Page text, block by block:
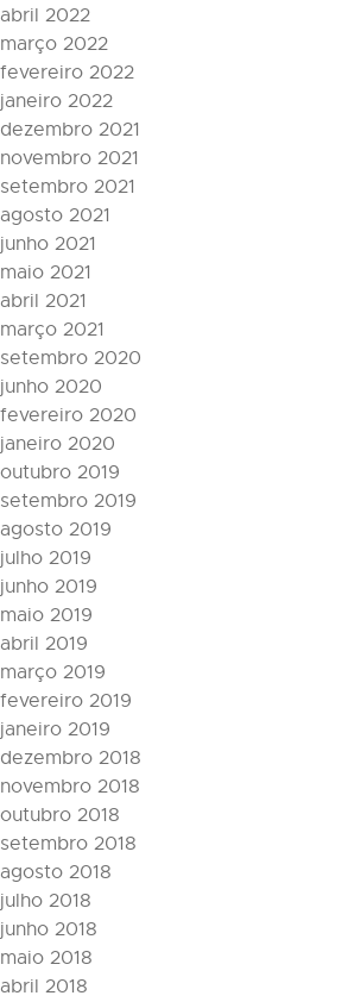
abril 2022
março 2022
fevereiro 2022
janeiro 2022
dezembro 2021
novembro 2021
setembro 2021
agosto 2021
junho 2021
maio 2021
abril 2021
março 2021
setembro 2020
junho 2020
fevereiro 2020
janeiro 2020
outubro 2019
setembro 2019
agosto 2019
julho 2019
junho 2019
maio 2019
abril 2019
março 2019
fevereiro 2019
janeiro 2019
dezembro 2018
novembro 2018
outubro 2018
setembro 2018
agosto 2018
julho 2018
junho 2018
maio 2018
abril 2018